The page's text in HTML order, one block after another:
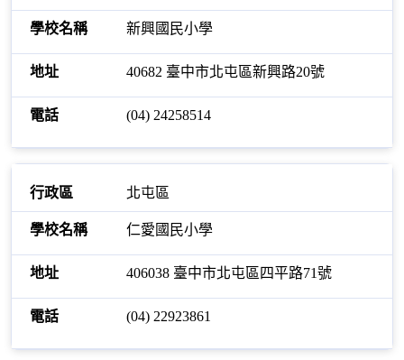
新興國民小學
40682 臺中市北屯區新興路20號
(04) 24258514
北屯區
仁愛國民小學
406038 臺中市北屯區四平路71號
(04) 22923861